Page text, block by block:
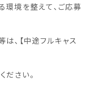
環境を整えて、ご応募
、【中途フルキャス
ださい。